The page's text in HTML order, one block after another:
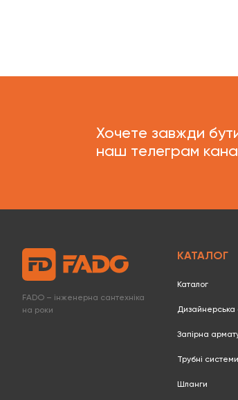
Хочете завжди
наш телеграм
FADO – інженерна сантехніка
на роки
КАТАЛОГ
Каталог
Дизайнерська
Запірна
Трубні системи
Шланги